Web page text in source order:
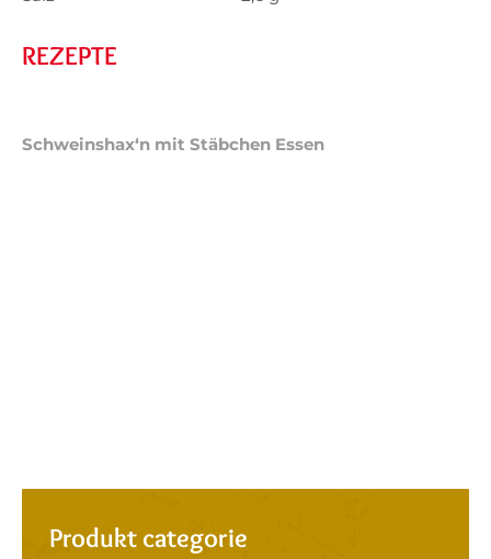
REZEPTE
Schweinshax‘n mit Stäbchen Essen
Produkt categorie